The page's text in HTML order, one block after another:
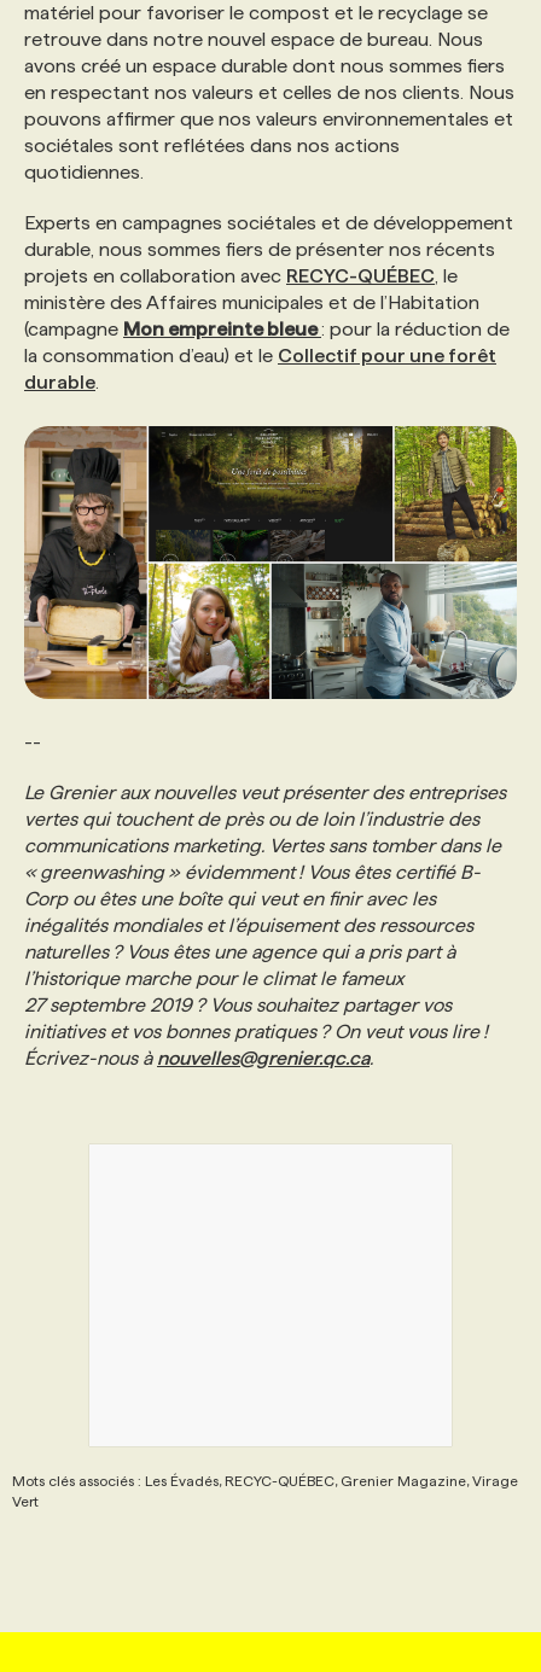
matériel pour favoriser le compost et le recyclage se
retrouve dans notre nouvel espace de bureau. Nous
avons créé un espace durable dont nous sommes fiers
en respectant nos valeurs et celles de nos clients. Nous
pouvons affirmer que nos valeurs environnementales et
sociétales sont reflétées dans nos actions
quotidiennes.
Experts en campagnes sociétales et de développement
durable, nous sommes fiers de présenter nos récents
projets en collaboration avec RECYC-QUÉBEC , le
ministère des Affaires municipales et de l’Habitation
(campagne Mon empreinte bleue: pour la réduction de
la consommation d’eau) et le Collectif pour une forêt
durable
--
Le Grenier aux nouvelles veut présenter des entreprises
vertes qui touchent de près ou de loin l’industrie des
communications marketing. Vertes sans tomber dans le
« greenwashing » évidemment ! Vous êtes certifié B-
Corp ou êtes une boîte qui veut en finir avec les
inégalités mondiales et l’épuisement des ressources
naturelles ? Vous êtes une agence qui a pris part à
l’historique marche pour le climat le fameux
27 septembre 2019 ? Vous souhaitez partager vos
initiatives et vos bonnes pratiques ? On veut vous lire !
Écrivez-nous à nouvelles@grenier.qc.ca.
Mots clés associés : Les Évadés, RECYC-QUÉBEC, Grenier Magazine, Virage
Vert